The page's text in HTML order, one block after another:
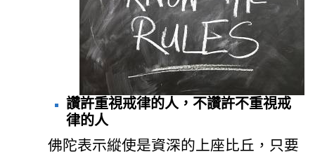
讚許重視戒律的人，不讚許不重視戒
律的人
佛陀表示縱使是資深的上座比丘，只要